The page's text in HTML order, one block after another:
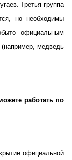
Третья группа
но необходимы
официальным
(например, медведь
работать по
официальной